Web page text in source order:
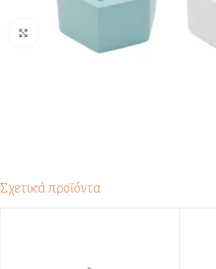
Click to enlarge
Σχετικά προϊόντα